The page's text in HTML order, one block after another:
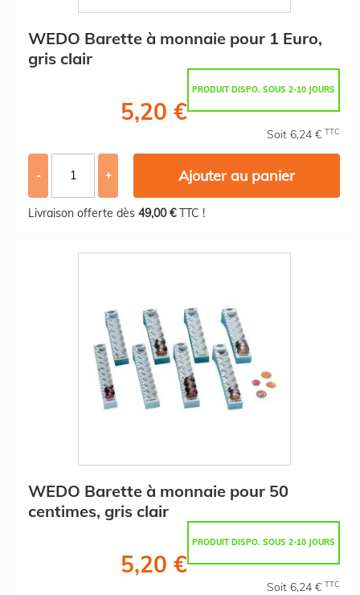
WEDO Barette à monnaie pour 1 Euro,
gris clair
PRODUIT DISPO. SOUS 2-10 JOURS
5,20 €
Soit 6,24 € TTC
- + Ajouter au panier
Livraison offerte dès 49,00 €TTC !
WEDO Barette à monnaie pour 50
centimes, gris clair
PRODUIT DISPO. SOUS 2-10 JOURS
5,20 €
Soit 6,24 € TTC